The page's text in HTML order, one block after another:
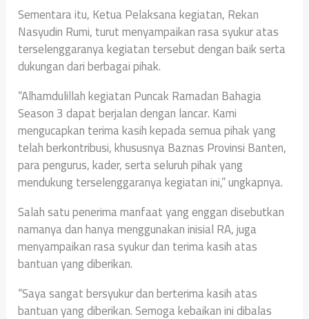
‎Sementara itu, Ketua Pelaksana kegiatan, Rekan
Nasyudin Rumi, turut menyampaikan rasa syukur atas
terselenggaranya kegiatan tersebut dengan baik serta
dukungan dari berbagai pihak.
‎“Alhamdulillah kegiatan Puncak Ramadan Bahagia
Season 3 dapat berjalan dengan lancar. Kami
mengucapkan terima kasih kepada semua pihak yang
telah berkontribusi, khususnya Baznas Provinsi Banten,
para pengurus, kader, serta seluruh pihak yang
mendukung terselenggaranya kegiatan ini,” ungkapnya.
‎Salah satu penerima manfaat yang enggan disebutkan
namanya dan hanya menggunakan inisial RA, juga
menyampaikan rasa syukur dan terima kasih atas
bantuan yang diberikan.
‎“Saya sangat bersyukur dan berterima kasih atas
bantuan yang diberikan. Semoga kebaikan ini dibalas